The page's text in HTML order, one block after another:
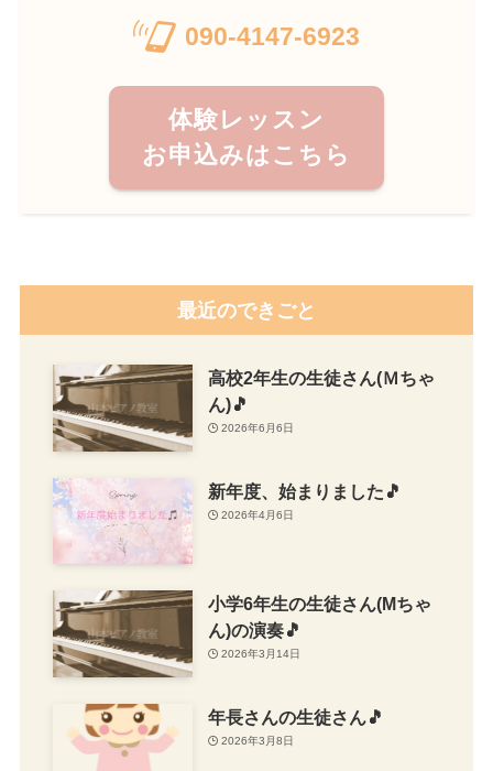
090-4147-6923
体験レッスン
お申込みはこちら
最近のできごと
高校2年生の生徒さん(Ｍちゃ
ん)🎵
2026年6月6日
新年度、始まりました🎵
2026年4月6日
小学6年生の生徒さん(Mちゃ
ん)の演奏🎵
2026年3月14日
年長さんの生徒さん🎵
2026年3月8日